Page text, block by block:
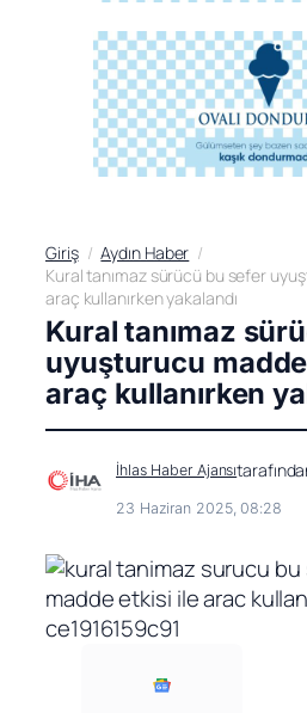
Giriş
Aydın Haber
Kural tanımaz sürücü bu sefer
araç kullanırken yakalandı
Kural tanımaz
uyuşturucu
araç kullanırken
İhlas Haber Ajansı
23 Haziran 2025, 08:28